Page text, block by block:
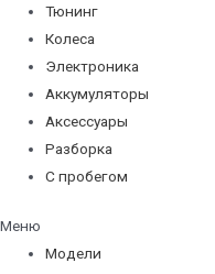
Тюнинг
Колеса
Электроника
Аккумуляторы
Аксессуары
Разборка
С пробегом
Меню
Модели